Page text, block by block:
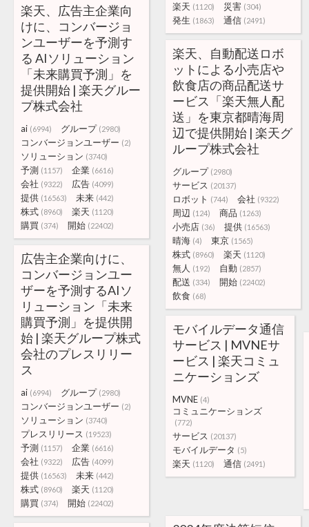
楽天 (1120) 災害 (304)
発生 (1863) 通信 (2491)
楽天、広告主企業向
けに、コンバージョ
ンユーザーを予測す
る AIソリューション
「未来購買予測」を
提供開始 | 楽天グルー
プ株式会社
ai (6994) グループ (2980)
コンバージョンユーザー (2)
ソリューション (3740)
予測 (1157) 企業 (6616)
会社 (9322) 広告 (4099)
提供 (16563) 未来 (442)
株式 (8960) 楽天 (1120)
購買 (374) 開始 (22402)
楽天、自動配送ロボ
ットによる小売店や
飲食店の商品配送サ
ービス「楽天無人配
送」を東京都晴海周
辺で提供開始 | 楽天グ
ループ株式会社
グループ (2980)
サービス (20137)
ロボット (744) 会社 (9322)
周辺 (124) 商品 (1263)
小売店 (36) 提供 (16563)
晴海 (4) 東京 (1565)
株式 (8960) 楽天 (1120)
無人 (192) 自動 (2857)
配送 (334) 開始 (22402)
飲食 (68)
広告主企業向けに、
コンバージョンユー
ザーを予測するAIソ
リューション「未来
購買予測」を提供開
始 | 楽天グループ株式
会社のプレスリリー
ス
ai (6994) グループ (2980)
コンバージョンユーザー (2)
ソリューション (3740)
プレスリリース (19523)
予測 (1157) 企業 (6616)
会社 (9322) 広告 (4099)
提供 (16563) 未来 (442)
株式 (8960) 楽天 (1120)
購買 (374) 開始 (22402)
モバイルデータ通信
サービス | MVNEサ
ービス | 楽天コミュ
ニケーションズ
MVNE (4)
コミュニケーションズ
(772)
サービス (20137)
モバイルデータ (5)
楽天 (1120) 通信 (2491)